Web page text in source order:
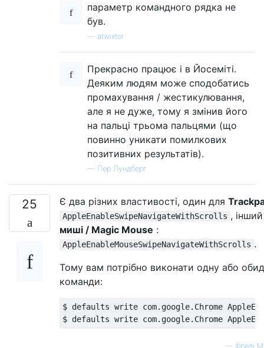
параметр командного рядка не
був.
atwixtor
Прекрасно працює і в Йосеміті.
Деяким людям може сподобатись
промахування / жестикулювання,
але я не дуже, тому я змінив його
на пальці трьома пальцями (що
повинно уникати помилкових
позитивних результатів).
— Пер Лундберг
25 Є два різних властивості, один для
AppleEnableSwipeNavigateWithScrolls ,
миші / Magic Mouse :
AppleEnableMouseSwipeNavigateWithScrolls .
Тому вам потрібно виконати одну або
команди:
$ defaults write com.google.Chrome
— Фреді